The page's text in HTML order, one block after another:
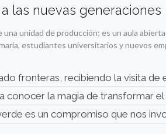
las nuevas generaciones
una unidad de producción; es un aula
estudiantes universitarios y nuevos
fronteras, recibiendo la visita
conocer la magia de transformar
es un compromiso que nos